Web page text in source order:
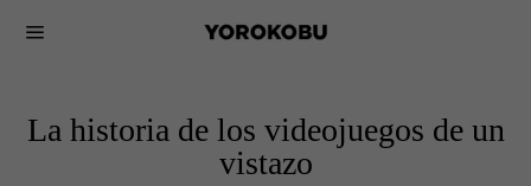
La historia de los videojuegos de un
vistazo